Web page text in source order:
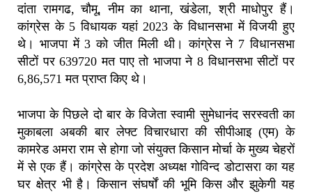
दांता रामगढ, चौमू, नीम का थाना, खंडेला, श्री माधोपुर हैं।
कांग्रेस के 5 विधायक यहां 2023 के विधानसभा में विजयी हुए
थे। भाजपा में 3 को जीत मिली थी। कांग्रेस ने 7 विधानसभा
सीटों पर 639720 मत पाए तो भाजपा ने 8 विधानसभा सीटों पर
6,86,571 मत प्राप्त किए थे।
भाजपा के पिछले दो बार के विजेता स्वामी सुमेधानंद सरस्वती का
मुकाबला अबकी बार लेफ्ट विचारधारा की सीपीआइ (एम) के
कामरेड अमरा राम से होगा जो संयुक्त किसान मोर्चा के मुख्य चेहरों
में से एक हैं। कांग्रेस के प्रदेश अध्यक्ष गोविन्द डोटासरा का यह
घर क्षेत्र भी है। किसान संघर्षों की भूमि किस और झुकेगी यह